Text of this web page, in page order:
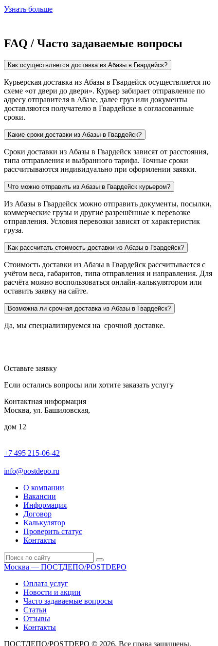
Узнать больше
FAQ / Часто задаваемые вопросы
Как осуществляется доставка из Абазы в Гвардейск?
Курьерская доставка из Абазы в Гвардейск осуществляется по
схеме «от двери до двери». Курьер забирает отправление по
адресу отправителя в Абазе, далее груз или документы
доставляются получателю в Гвардейске в согласованные
сроки.
Какие сроки доставки из Абазы в Гвардейск?
Сроки доставки из Абазы в Гвардейск зависят от расстояния,
типа отправления и выбранного тарифа. Точные сроки
рассчитываются индивидуально при оформлении заявки.
Что можно отправить из Абазы в Гвардейск курьером?
Из Абазы в Гвардейск можно отправить документы, посылки,
коммерческие грузы и другие разрешённые к перевозке
отправления. Условия перевозки зависят от характеристик
груза.
Как рассчитать стоимость доставки из Абазы в Гвардейск?
Стоимость доставки из Абазы в Гвардейск рассчитывается с
учётом веса, габаритов, типа отправления и направления. Для
расчёта можно воспользоваться онлайн-калькулятором или
оставить заявку на сайте.
Возможна ли срочная доставка из Абазы в Гвардейск?
Да, мы специализируемся на срочной доставке.
Оставьте заявку
Если остались вопросы или хотите заказать услугу
Контактная информация
Москва, ул. Башиловская,
дом 12
+7 495 215-06-42
info@postdepo.ru
О компании
Вакансии
Информация
Договор
Калькулятор
Проверить статус
Контакты
Москва — ПОСТДЕПО/POSTDEPO
Оплата услуг
Новости и акции
Часто задаваемые вопросы
Статьи
Отзывы
Контакты
ПОСТДЕПО/POSTDEPO © 2026. Все права защищены.